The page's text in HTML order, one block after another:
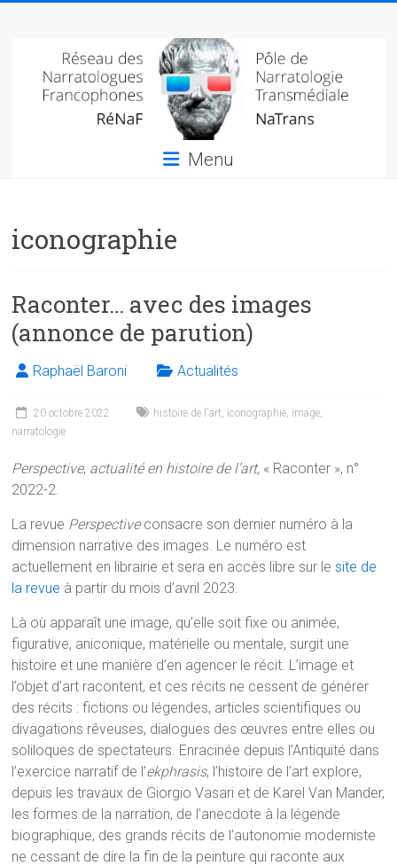
Réseau
des
narratologues
francophone
de
narratologie
(NaTrans)
Menu
iconographie
Raconter… avec des images
(annonce de parution)
Raphaël Baroni Actualités
20 octobre 2022 histoire de l'art, iconographie, image,
narratologie
Perspective, actualité en histoire de l’art, « Raconter », n°
2022-2.
La revue Perspectiveconsacre son dernier numéro à la
dimension narrative des images. Le numéro est
actuellement en librairie et sera en accès libre sur lesite de
la revue à partir du mois d’avril 2023.
Là où apparaît une image, qu’elle soit fixe ou animée,
figurative, aniconique, matérielle ou mentale, surgit une
histoire et une manière d’en agencer le récit. L’image et
l’objet d’art racontent, et ces récits ne cessent de générer
des récits : fictions ou légendes, articles scientifiques ou
divagations rêveuses, dialogues des œuvres entre elles ou
soliloques de spectateurs. Enracinée depuis l’Antiquité dans
l’exercice narratif de l’ekphrasis, l’histoire de l’art explore,
depuis les travaux de Giorgio Vasari et de Karel Van Mander,
les formes de la narration, de l’anecdote à la légende
biographique, des grands récits de l’autonomie moderniste
ne cessant de dire la fin de la peinture qui raconte aux